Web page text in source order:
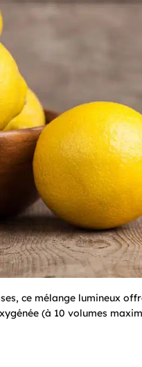
ce mélange lumineux
(à 10 volumes